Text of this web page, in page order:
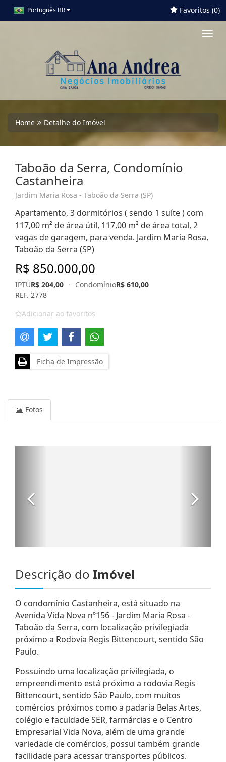
Português BR Favoritos (0)
Home Detalhe do Imóvel
Taboão da Serra, Condomínio
Castanheira
Jardim Maria Rosa - Taboão da Serra (SP)
Apartamento, 3 dormitórios ( sendo 1 suíte ) com
117,00 m² de área útil, 117,00 m² de área total, 2
vagas de garagem, para venda. Jardim Maria Rosa,
Taboão da Serra (SP)
R$ 850.000,00
IPTUR$ 204,00 · CondomínioR$ 610,00
REF. 2778
Adicionar ao favoritos
Ficha de Impressão
Fotos
Descrição do Imóvel
O condomínio Castanheira, está situado na
Avenida Vida Nova nº156 - Jardim Maria Rosa -
Taboão da Serra, com localização privilegiada
próximo a Rodovia Regis Bittencourt, sentido São
Paulo.
Possuindo uma localização privilegiada, o
empreendimento está próximo a rodovia Regis
Bittencourt, sentido São Paulo, com muitos
comércios próximos como a padaria Belas Artes,
colégio e faculdade SER, farmárcias e o Centro
Empresarial Vida Nova, além de uma grande
variedade de comércios, possui também grande
facilidade para acessar transportes públicos.